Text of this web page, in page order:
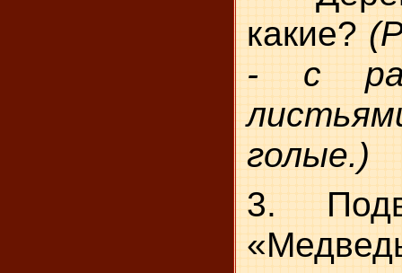
какие?
- с
голые.)
3.